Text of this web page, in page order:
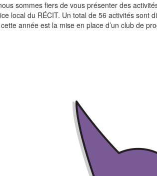
sommes fiers de vous présenter des activ
local du RÉCIT. Un total de 56 activités sont
année est la mise en place d’un club de